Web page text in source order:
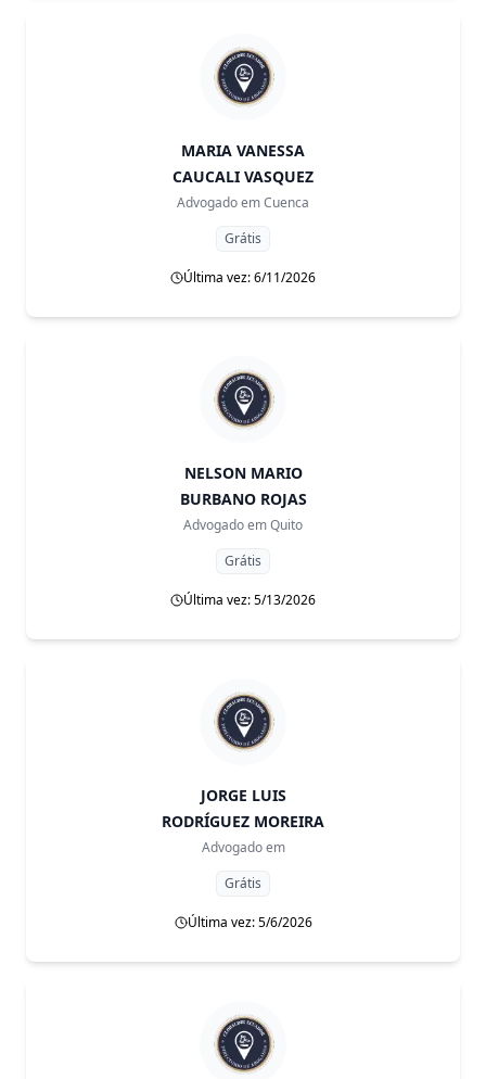
MARIA VANESSA
CAUCALI VASQUEZ
Advogado emCuenca
Grátis
Última vez: 6/11/2026
NELSON MARIO
BURBANO ROJAS
Advogado emQuito
Grátis
Última vez: 5/13/2026
JORGE LUIS
RODRÍGUEZ MOREIRA
Advogado em
Grátis
Última vez: 5/6/2026